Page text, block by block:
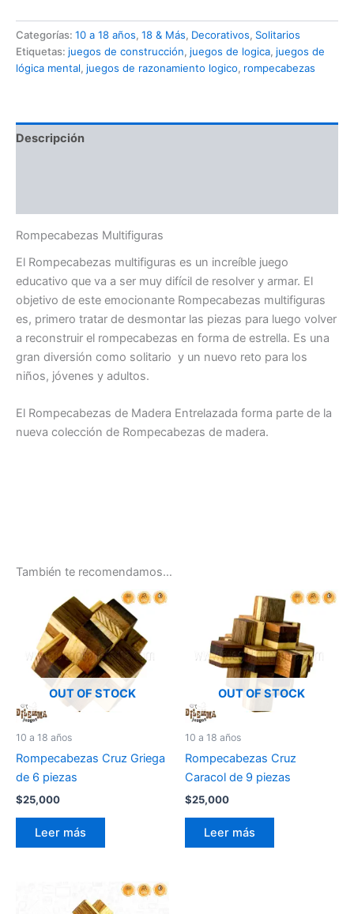
Categorías: 10 a 18 años, 18 & Más, Decorativos, Solitarios
Etiquetas: juegos de construcción, juegos de logica, juegos de
lógica mental, juegos de razonamiento logico, rompecabezas
Descripción
Rompecabezas Multifiguras
El Rompecabezas multifiguras es un increíble juego
educativo que va a ser muy difícil de resolver y armar. El
objetivo de este emocionante Rompecabezas multifiguras
es, primero tratar de desmontar las piezas para luego volver
a reconstruir el rompecabezas en forma de estrella. Es una
gran diversión como solitario y un nuevo reto para los
niños, jóvenes y adultos.
El Rompecabezas de Madera Entrelazada forma parte de la
nueva colección de Rompecabezas de madera.
También te recomendamos…
OUT OF STOCK
10 a 18 años
Rompecabezas Cruz Griega
de 6 piezas
$25,000
Leer más
OUT OF STOCK
10 a 18 años
Rompecabezas Cruz
Caracol de 9 piezas
$25,000
Leer más